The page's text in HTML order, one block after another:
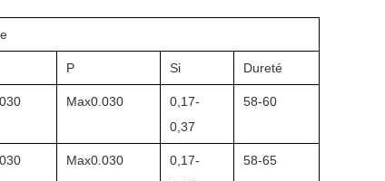
P Si Dureté
Max0.030
0,17-
0,37
58-60
Max0.030
0,17-
58-65